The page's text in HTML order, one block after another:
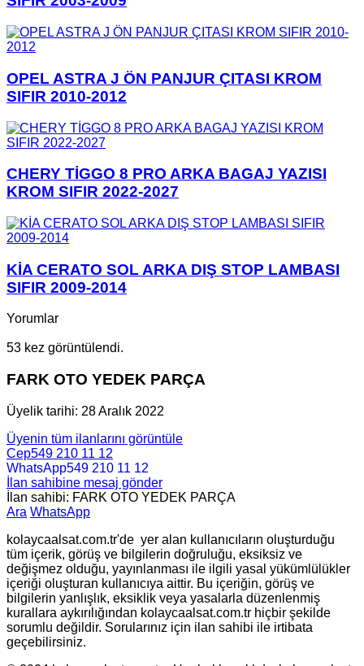
OPEL ASTRA J ÖN PANJUR ÇITASI KROM
SIFIR 2010-2012
CHERY TİGGO 8 PRO ARKA BAGAJ YAZISI
KROM SIFIR 2022-2027
KİA CERATO SOL ARKA DIŞ STOP LAMBASI
SIFIR 2009-2014
Yorumlar
53 kez görüntülendi.
FARK OTO YEDEK PARÇA
Üyelik tarihi: 28 Aralık 2022
Üyenin tüm ilanlarını görüntüle
Cep549 210 11 12
WhatsApp549 210 11 12
İlan sahibine mesaj gönder
İlan sahibi: FARK OTO YEDEK PARÇA
Ara WhatsApp
kolaycaalsat.com.tr'de yer alan kullanıcıların oluşturduğu
tüm içerik, görüş ve bilgilerin doğruluğu, eksiksiz ve
değişmez olduğu, yayınlanması ile ilgili yasal yükümlülükler
içeriği oluşturan kullanıcıya aittir. Bu içeriğin, görüş ve
bilgilerin yanlışlık, eksiklik veya yasalarla düzenlenmiş
kurallara aykırılığından kolaycaalsat.com.tr hiçbir şekilde
sorumlu değildir. Sorularınız için ilan sahibi ile irtibata
geçebilirsiniz.